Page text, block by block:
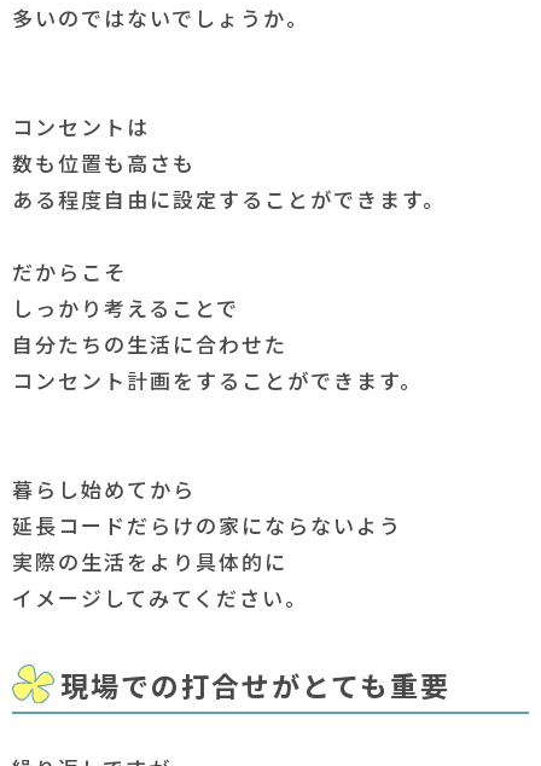
多いのではないでしょうか。
コンセントは
数も位置も高さも
ある程度自由に設定することができます。
だからこそ
しっかり考えることで
自分たちの生活に合わせた
コンセント計画をすることができます。
暮らし始めてから
延長コードだらけの家にならないよう
実際の生活をより具体的に
イメージしてみてください。
現場での打合せがとても重要